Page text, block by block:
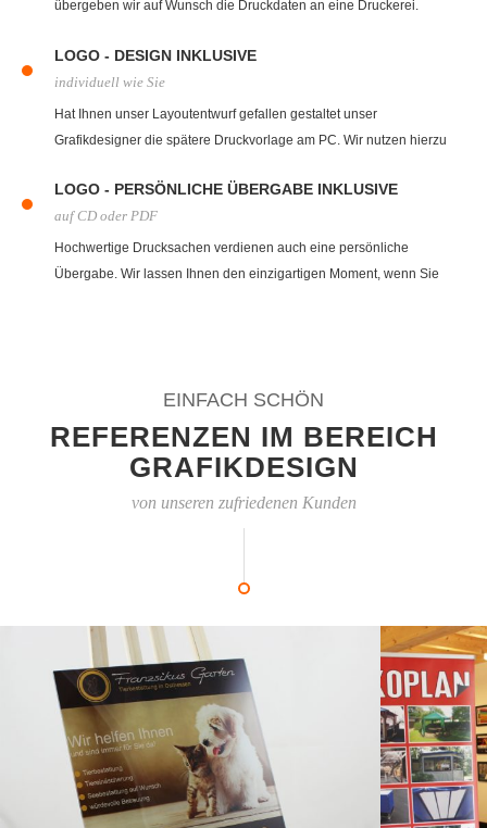
übergeben wir auf Wunsch die Druckdaten an eine Druckerei.
nach.
LOGO - DESIGN INKLUSIVE
individuell wie Sie
Hat Ihnen unser Layoutentwurf gefallen gestaltet unser
Grafikdesigner die spätere Druckvorlage am PC. Wir nutzen hierzu
LOGO - PERSÖNLICHE ÜBERGABE INKLUSIVE
auf CD oder PDF
Hochwertige Drucksachen verdienen auch eine persönliche
Übergabe. Wir lassen Ihnen den einzigartigen Moment, wenn Sie
EINFACH SCHÖN
REFERENZEN IM BEREICH
GRAFIKDESIGN
von unseren zufriedenen Kunden